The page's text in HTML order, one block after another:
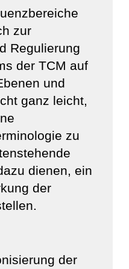
zur
Regulierung
der TCM auf
und
ganz leicht,
zu
dienen, ein
der
der